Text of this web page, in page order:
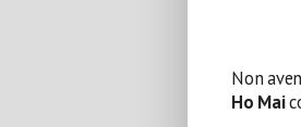
Non
Ho Mai